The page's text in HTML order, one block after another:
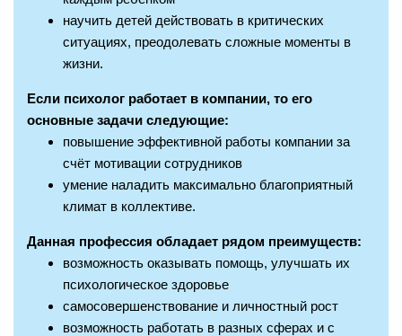
научить детей действовать в критических
ситуациях, преодолевать сложные моменты в
жизни.
Если психолог работает в компании, то его
основные задачи следующие:
повышение эффективной работы компании за
счёт мотивации сотрудников
умение наладить максимально благоприятный
климат в коллективе.
Данная профессия обладает рядом преимуществ:
возможность оказывать помощь, улучшать их
психологическое здоровье
самосовершенствование и личностный рост
возможность работать в разных сферах и с